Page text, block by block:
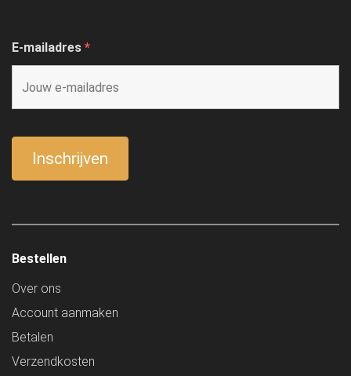
E-mailadres *
Bestellen
Over ons
Account aanmaken
Betalen
Verzendkosten